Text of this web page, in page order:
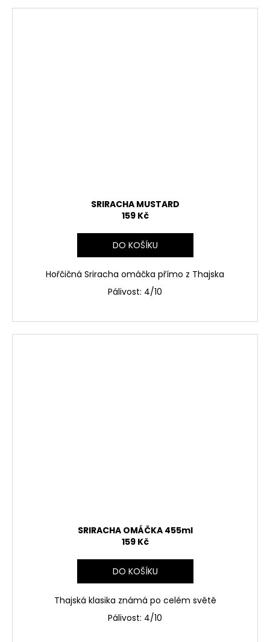
SRIRACHA MUSTARD
159 Kč
DO KOŠÍKU
Hořčičná Sriracha omáčka přímo z Thajska
Pálivost: 4/10
SRIRACHA OMÁČKA 455ml
159 Kč
DO KOŠÍKU
Thajská klasika známá po celém světě
Pálivost: 4/10